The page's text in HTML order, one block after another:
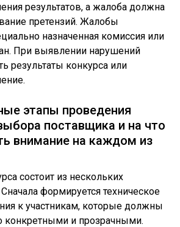
результатов, а жалоба должна
претензий. Жалобы
назначенная комиссия или
При выявлении нарушений
результаты конкурса или
этапы проведения
поставщика и на что
внимание на каждом из
состоит из нескольких
формируется техническое
к участникам, которые должны
конкретными и прозрачными.